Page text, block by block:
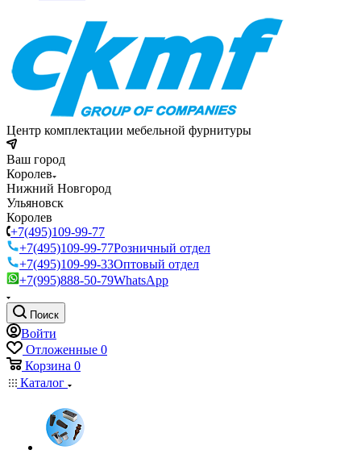
Центр комплектации мебельной фурнитуры
Ваш город
Королев
Нижний Новгород
Ульяновск
Королев
+7(495)109-99-77
+7(495)109-99-77Розничный отдел
+7(495)109-99-33Оптовый отдел
+7(995)888-50-79WhatsApp
Поиск
Войти
Отложенные 0
Корзина 0
Каталог